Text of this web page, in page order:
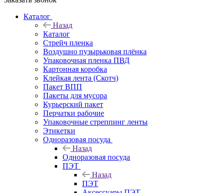
Каталог
Назад
Каталог
Стрейч пленка
Воздушно пузырьковая плёнка
Упаковочная пленка ПВД
Картонная коробка
Клейкая лента (Скотч)
Пакет ВПП
Пакеты для мусора
Курьерский пакет
Перчатки рабочие
Упаковочные стреппинг ленты
Этикетки
Одноразовая посуда
Назад
Одноразовая посуда
ПЭТ
Назад
ПЭТ